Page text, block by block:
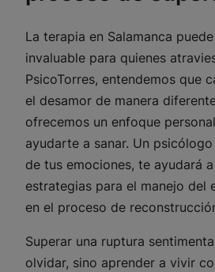
La terapia en Salamanca
invaluable para quienes
PsicoTorres, entendemos que
el desamor de manera
ofrecemos un enfoque
ayudarte a sanar. Un
de tus emociones, te ayudará
estrategias para el manejo del
en el proceso de
Superar una ruptura
olvidar, sino aprender a vivir